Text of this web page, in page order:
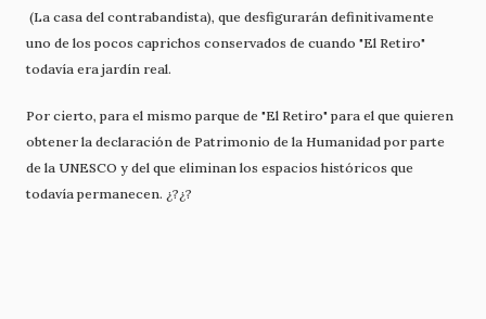
(La casa del contrabandista), que desfigurarán definitivamente
uno de los pocos caprichos conservados de cuando "El Retiro"
todavía era jardín real.
Por cierto, para el mismo parque de "El Retiro" para el que quieren
obtener la declaración de Patrimonio de la Humanidad por parte
de la UNESCO y del que eliminan los espacios históricos que
todavía permanecen. ¿?¿?